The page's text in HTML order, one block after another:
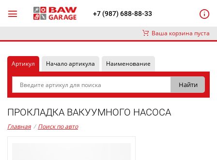
+7 (987) 688-88-33
Ваша корзина пуста
Артикул Начало артикула Наименование
ПРОКЛАДКА ВАКУУМНОГО НАСОСА
Главная / Поиск по авто